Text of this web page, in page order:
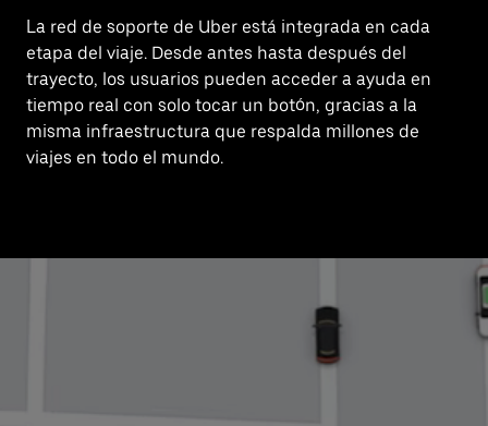
La red de soporte de Uber está integrada en cada
etapa del viaje. Desde antes hasta después del
trayecto, los usuarios pueden acceder a ayuda en
tiempo real con solo tocar un botón, gracias a la
misma infraestructura que respalda millones de
viajes en todo el mundo.